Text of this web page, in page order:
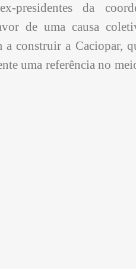
presidentes da
de uma causa
construir a Caciopar,
uma referência no